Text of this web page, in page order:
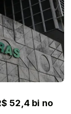
52,4 bi no